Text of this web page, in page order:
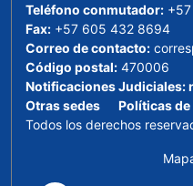
Teléfono conmutador:
Fax: +57 605 432 8694
Correo de contacto:
Código postal: 470006
Notificaciones Judiciales:
Otras sedes
Políticas
Todos los derechos